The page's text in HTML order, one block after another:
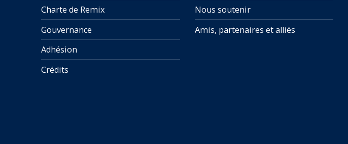
Charte de Remix
Gouvernance
Adhésion
Crédits
Nous soutenir
Amis, partenaires et alliés